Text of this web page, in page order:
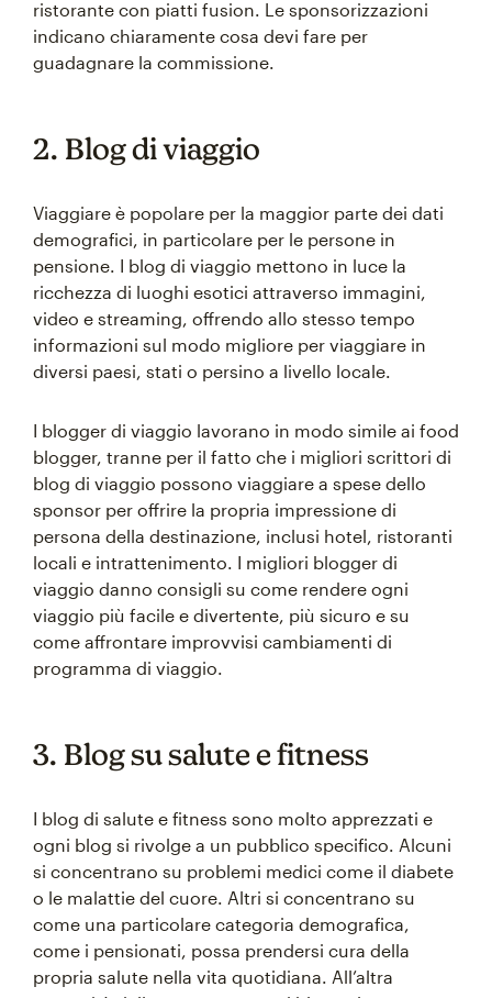
ristorante con piatti fusion. Le sponsorizzazioni
indicano chiaramente cosa devi fare per
guadagnare la commissione.
2. Blog di viaggio
Viaggiare è popolare per la maggior parte dei dati
demografici, in particolare per le persone in
pensione. I blog di viaggio mettono in luce la
ricchezza di luoghi esotici attraverso immagini,
video e streaming, offrendo allo stesso tempo
informazioni sul modo migliore per viaggiare in
diversi paesi, stati o persino a livello locale.
I blogger di viaggio lavorano in modo simile ai food
blogger, tranne per il fatto che i migliori scrittori di
blog di viaggio possono viaggiare a spese dello
sponsor per offrire la propria impressione di
persona della destinazione, inclusi hotel, ristoranti
locali e intrattenimento. I migliori blogger di
viaggio danno consigli su come rendere ogni
viaggio più facile e divertente, più sicuro e su
come affrontare improvvisi cambiamenti di
programma di viaggio.
3. Blog su salute e fitness
I blog di salute e fitness sono molto apprezzati e
ogni blog si rivolge a un pubblico specifico. Alcuni
si concentrano su problemi medici come il diabete
o le malattie del cuore. Altri si concentrano su
come una particolare categoria demografica,
come i pensionati, possa prendersi cura della
propria salute nella vita quotidiana. All’altra